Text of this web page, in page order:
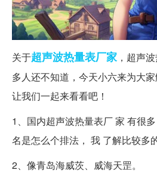
关于超声波热量表厂家 ，超声
多人还不知道，今天小六来为大
让我们一起来看看吧！
1、国内超声波热量表厂 家 有很
名是怎么个排法， 我 了解比较多
2、像青岛海威茨、威海天罡。